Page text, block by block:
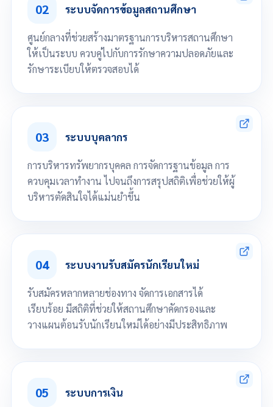
จัดการกลุ่มผู้ใช้แต่ละประเภท
กำหนดการตั้งค่าส่วนตัว เช่น การแสดงผล รูปแบบสีพื้น แถบสีเมนู การแสดง
ข้อมูล ภาษา
02 ระบบจัดการข้อมูลสถานศึกษา
ศูนย์กลางที่ช่วยสร้างมาตรฐานการบริหารสถานศึกษา
ให้เป็นระบบ ควบคู่ไปกับการรักษาความปลอดภัยและ
รักษาระเบียบให้ตรวจสอบได้
โครงสร้างพื้นฐาน และกฎเกณฑ์ต่างๆของสถานศึกษา
03 ระบบบุคลากร
การบริหารทรัพยากรบุคคล การจัดการฐานข้อมูล การ
ควบคุมเวลาทำงาน ไปจนถึงการสรุปสถิติเพื่อช่วยให้ผู้
บริหารตัดสินใจได้แม่นยำขึ้น
จัดการคณะ และ หน่วยงาน โครงสร้างการบริหาร
จัดการเวลาทำการ
กำหนดรหัสการรับเข้าออก นำเข้าข้อมูลบุคลากร
นำเข้าแบบไฟล์ข้อมูลได้
ออกรายงาน เช่น ระเบียนบุคลากร แสดงรูปภาพบุคลากร
ออกรายงานข้อมูลสถิติ การลา, จำนวนบุคลากร, สรุปการมาปฏิบัติงาน,
จำนวนชั่วโมงสอน
04 ระบบงานรับสมัครนักเรียนใหม่
รับสมัครหลากหลายช่องทาง จัดการเอกสารได้
เรียบร้อย มีสถิติที่ช่วยให้สถานศึกษาคัดกรองและ
วางแผนต้อนรับนักเรียนใหม่ได้อย่างมีประสิทธิภาพ
จัดการงานรับสมัครนักเรียนใหม่
กำหนดเปิด/ปิด หลักสูตรการรับสมัคร
05 ระบบการเงิน